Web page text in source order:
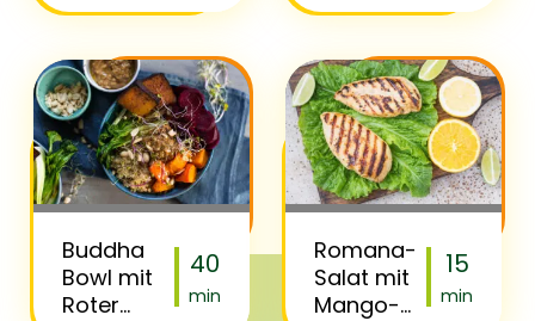
Buddha
Bowl mit
Roter
40
min
Romana-
Salat mit
Mango-
15
min